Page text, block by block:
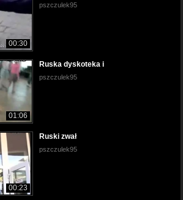
00:30
pszczulek95
01:06
Ruska dyskoteka i
pszczulek95
00:23
Ruski zwał
pszczulek95